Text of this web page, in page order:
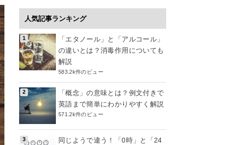
人気記事ランキング
「エタノール」と「アルコール」
の違いとは？消毒作用についても
解説
583.2k件のビュー
「概念」の意味とは？例文付きで
英語まで簡単にわかりやすく解説
571.2k件のビュー
同じようで違う！「0時」と「24